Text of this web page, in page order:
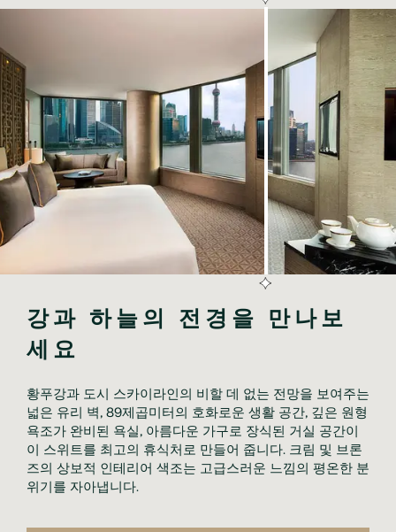
강과 하늘의 전경을 만나보
세요
황푸강과 도시 스카이라인의 비할 데 없는 전망을 보여주는
넓은 유리 벽, 89제곱미터의 호화로운 생활 공간, 깊은 원형
욕조가 완비된 욕실, 아름다운 가구로 장식된 거실 공간이
이 스위트를 최고의 휴식처로 만들어 줍니다. 크림 및 브론
즈의 상보적 인테리어 색조는 고급스러운 느낌의 평온한 분
위기를 자아냅니다.